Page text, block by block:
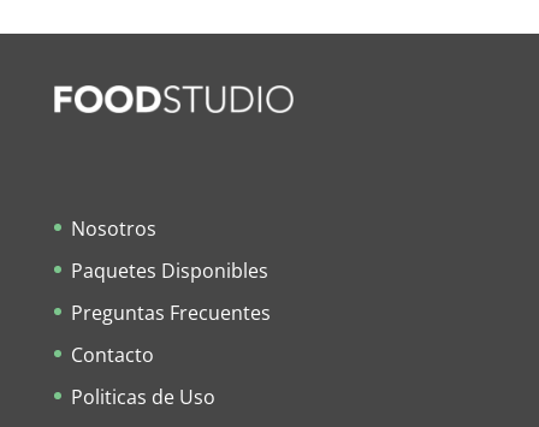
Nosotros
Paquetes Disponibles
Preguntas Frecuentes
Contacto
Politicas de Uso